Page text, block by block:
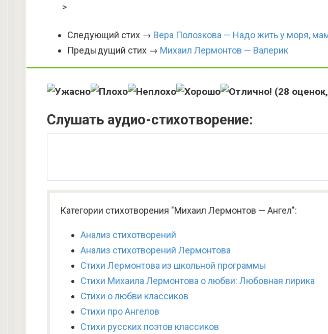
>
Следующий стих → Вера Полозкова — Надо жить у моря,
Предыдущий стих → Михаил Лермонтов — Валерик
(28
Слушать аудио-стихотворение:
Категории стихотворения "Михаил Лермонтов — Ангел":
Анализ стихотворений
Анализ стихотворений Лермонтова
Стихи Лермонтова из школьной программы
Стихи Михаила Лермонтова о любви: Любовная лирика
Стихи о любви классиков
Стихи про Ангелов
Стихи русских поэтов классиков